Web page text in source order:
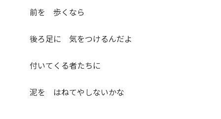
前を 歩くなら
後ろ足に 気をつけるんだよ
付いてくる者たちに
泥を はねてやしないかな